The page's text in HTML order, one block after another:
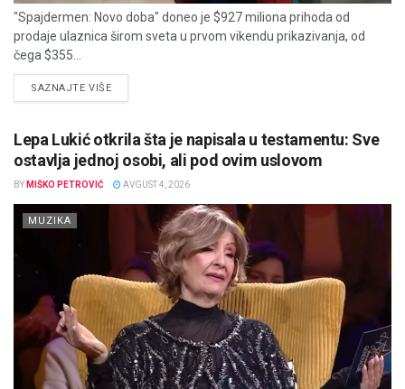
"Spajdermen: Novo doba" doneo je $927 miliona prihoda od
prodaje ulaznica širom sveta u prvom vikendu prikazivanja, od
čega $355...
SAZNAJTE VIŠEDETAILS
Lepa Lukić otkrila šta je napisala u testamentu: Sve
ostavlja jednoj osobi, ali pod ovim uslovom
BY MIŠKO PETROVIĆ AVGUST 4, 2026
MUZIKA